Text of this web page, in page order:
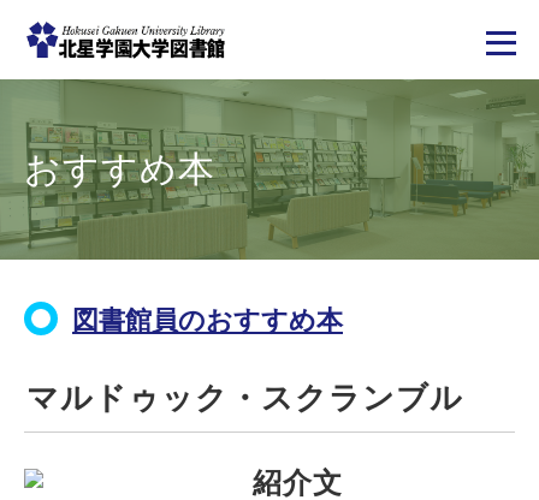
テ
ン
に
移
おすすめ本
図書館員のおすすめ本
マルドゥック・スクランブル
紹介文